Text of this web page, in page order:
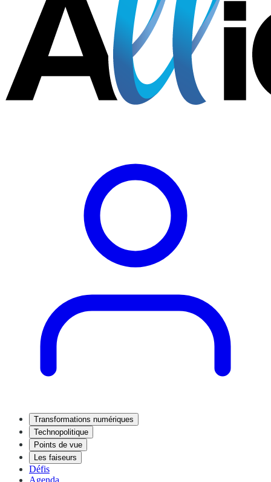
Transformations numériques
Technopolitique
Points de vue
Les faiseurs
Défis
Agenda